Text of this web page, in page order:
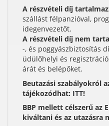
A részvételi díj
szállást félpanzióval,
idegenvezetőt.
A részvételi díj nem
-, és poggyászbiztosítás
üdülőhelyi és
árát és belépőket.
Beutazási szabályokról
tájékozódhat: ITT!
BBP mellett célszerű az
kiváltani és az utazásra